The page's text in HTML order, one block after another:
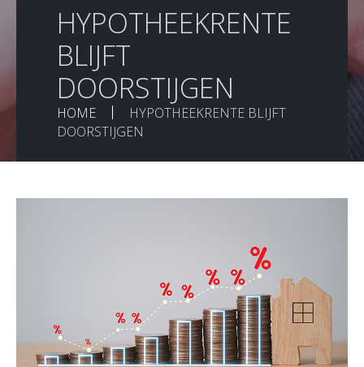
HYPOTHEEKRENTE
BLIJFT
DOORSTIJGEN
HOME
HYPOTHEEKRENTE BLIJFT
DOORSTIJGEN